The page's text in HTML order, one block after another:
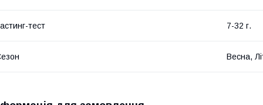
тест 7-32 г.
Весна,